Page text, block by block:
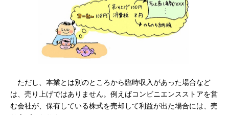
ただし、本業とは別のところから臨時収入があった場合など
は、売り上げではありません。例えばコンビニエンスストアを営
む会社が、保有している株式を売却して利益が出た場合には、売